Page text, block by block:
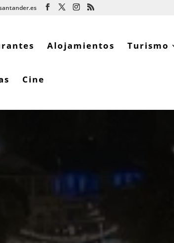
Alojamientos Turismo
Cine